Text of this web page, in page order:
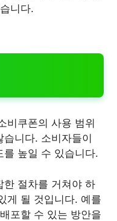
니다.
비쿠폰의 사용 범위
니다. 소비자들이
높일 수 있습니다.
한 절차를 거쳐야 하
게 될 것입니다. 예를
포할 수 있는 방안을